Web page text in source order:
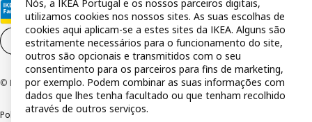
Definições de cookies PT
© Inter IKEA Systems B.V 1999-2026
Política de privacidadePolítica de cookies
Nós, a IKEA Portugal e os nossos parceiros digitais,
utilizamos cookies nos nossos sites. As suas escolhas de
cookies aqui aplicam-se a estes sites da IKEA. Alguns são
estritamente necessários para o funcionamento do site,
outros são opcionais e transmitidos com o seu
consentimento para os parceiros para fins de marketing,
por exemplo. Podem combinar as suas informações com
dados que lhes tenha facultado ou que tenham recolhido
através de outros serviços.